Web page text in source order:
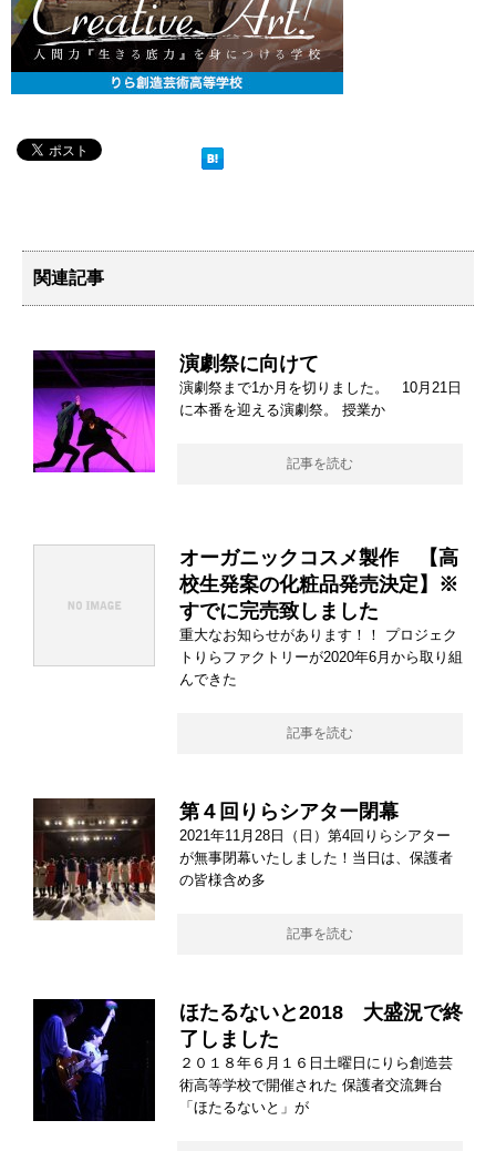
関連記事
演劇祭に向けて
演劇祭まで1か月を切りました。 10月21日
に本番を迎える演劇祭。 授業か
記事を読む
オーガニックコスメ製作 【高
校生発案の化粧品発売決定】※
すでに完売致しました
重大なお知らせがあります！！ プロジェク
トりらファクトリーが2020年6月から取り組
んできた
記事を読む
第４回りらシアター閉幕
2021年11月28日（日）第4回りらシアター
が無事閉幕いたしました！当日は、保護者
の皆様含め多
記事を読む
ほたるないと2018 大盛況で終
了しました
２０１８年６月１６日土曜日にりら創造芸
術高等学校で開催された 保護者交流舞台
「ほたるないと」が